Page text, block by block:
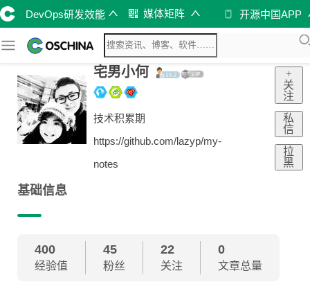
DevOps研发效能 媒体矩阵 开源中国APP
宅男小何
技术积累期
https://github.com/lazyp/my-
notes
+
关
注
私
信
拉
黑
基础信息
400
经验值
45
粉丝
22
关注
0
文章总量